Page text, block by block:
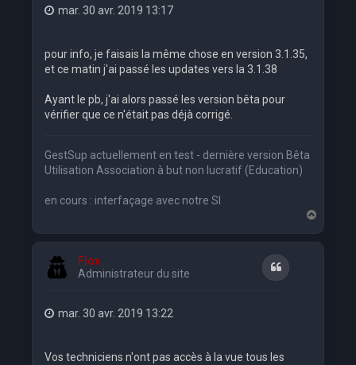
mar. 30 avr. 2019 13:17
pour info, je faisais la même chose en version 3.1.35,
et ce matin j'ai passé les updates vers la 3.1.38
Ayant le pb, j'ai alors passé les version bêta pour
vérifier que ce n'était pas déjà corrigé.
GestSup actuellement en test - dernière version Bêta
Utilisation Association à but non lucratif (Education)
en cours : interfaçage avec notre SI
a
Flox
Administrateur du site
Citation
mar. 30 avr. 2019 13:22
Vos techniciens n'ont pas accès à la vue tous les